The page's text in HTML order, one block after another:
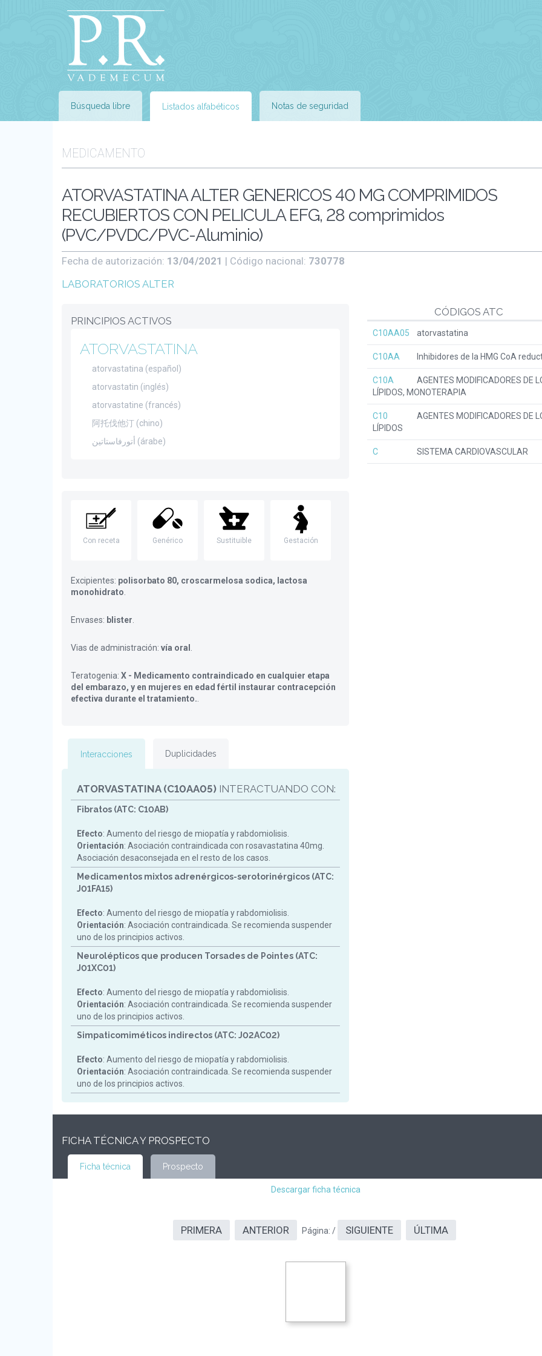
Búsqueda libre Listados alfabéticos Notas de seguridad
MEDICAMENTO
ATORVASTATINA ALTER GENERICOS 40 MG COMPRIMIDOS
RECUBIERTOS CON PELICULA EFG, 28 comprimidos
(PVC/PVDC/PVC-Aluminio)
Fecha de autorización: 13/04/2021 | Código nacional: 730778
LABORATORIOS ALTER
CÓDIGOS ATC
C10AA05 atorvastatina
C10AA Inhibidores de la HMG CoA
C10A
AGENTES MODIFICADORES DE
LÍPIDOS, MONOTERAPIA
C10
AGENTES MODIFICADORES DE
LÍPIDOS
C SISTEMA CARDIOVASCULAR
PRINCIPIOS ACTIVOS
ATORVASTATINA
atorvastatina (español)
atorvastatin (inglés)
atorvastatine (francés)
阿托伐他汀 (chino)
أتورفاستاتين (árabe)
Con receta Genérico Sustituible Gestación
Excipientes: polisorbato 80, croscarmelosa sodica, lactosa
monohidrato
Envases: blister
Vias de administración: vía oral
Teratogenia: X - Medicamento contraindicado en cualquier etapa
del embarazo, y en mujeres en edad fértil instaurar contracepción
efectiva durante el tratamiento.
Interacciones Duplicidades
ATORVASTATINA (C10AA05) INTERACTUANDO CON:
Fibratos (ATC: C10AB)
Efecto: Aumento del riesgo de miopatía y rabdomiolisis.
Orientación: Asociación contraindicada con rosavastatina 40mg.
Asociación desaconsejada en el resto de los casos.
Medicamentos mixtos adrenérgicos-serotorinérgicos (ATC:
J01FA15)
Efecto: Aumento del riesgo de miopatía y rabdomiolisis.
Orientación: Asociación contraindicada. Se recomienda suspender
uno de los principios activos.
Neurolépticos que producen Torsades de Pointes (ATC:
J01XC01)
Efecto: Aumento del riesgo de miopatía y rabdomiolisis.
Orientación: Asociación contraindicada. Se recomienda suspender
uno de los principios activos.
Simpaticomiméticos indirectos (ATC: J02AC02)
Efecto: Aumento del riesgo de miopatía y rabdomiolisis.
Orientación: Asociación contraindicada. Se recomienda suspender
uno de los principios activos.
FICHA TÉCNICA Y PROSPECTO
Ficha técnica Prospecto
Descargar ficha técnica
PRIMERA ANTERIOR Página: / SIGUIENTE ÚLTIMA